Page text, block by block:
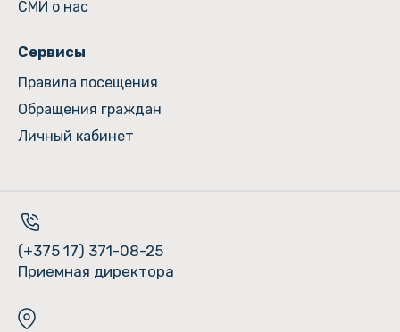
СМИ о нас
Сервисы
Правила посещения
Обращения граждан
Личный кабинет
(+375 17) 371-08-25
Приемная директора